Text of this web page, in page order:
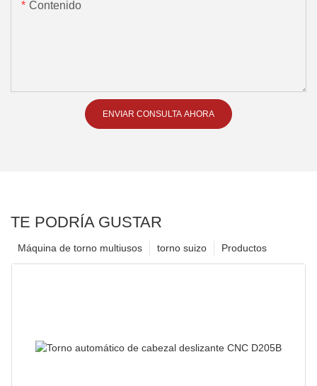
Contenido
ENVIAR CONSULTA AHORA
TE PODRÍA GUSTAR
Productos
torno suizo
Máquina de torno multiusos